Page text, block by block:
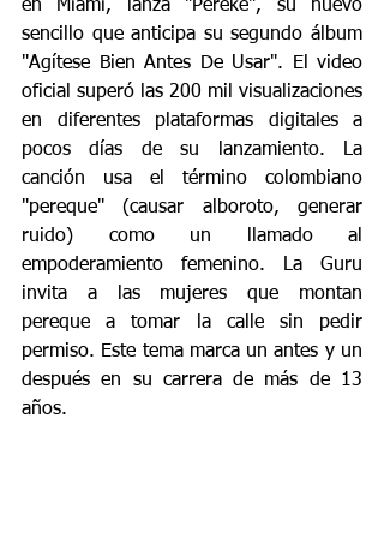
en Miami, lanza "Pereke", su nuevo
sencillo que anticipa su segundo álbum
"Agítese Bien Antes De Usar". El video
oficial superó las 200 mil visualizaciones
en diferentes plataformas digitales a
pocos días de su lanzamiento. La
canción usa el término colombiano
"pereque" (causar alboroto, generar
ruido) como un llamado al
empoderamiento femenino. La Guru
invita a las mujeres que montan
pereque a tomar la calle sin pedir
permiso. Este tema marca un antes y un
después en su carrera de más de 13
años.